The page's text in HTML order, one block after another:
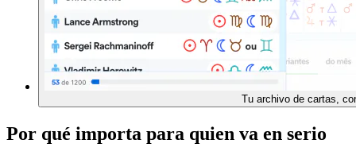
Tu archivo de cartas,
Por qué importa para quien va en serio